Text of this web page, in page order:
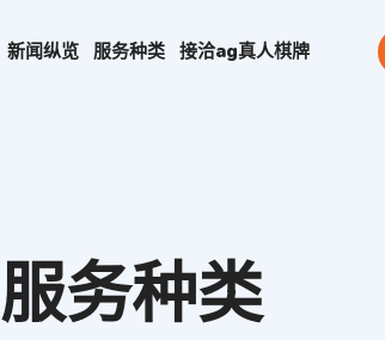
新闻纵览 服务种类 接洽ag真人棋牌
服务种类